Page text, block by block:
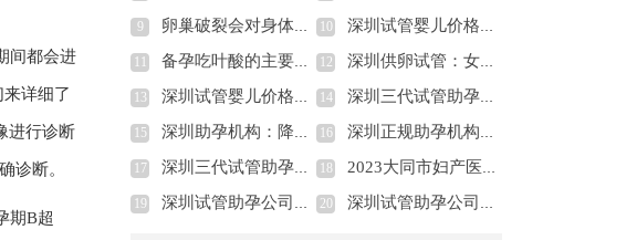
间都会进
详细了
进行诊断
诊断。
期B超
9 卵巢破裂会对身体产生什么影响呢？看完就有结果了 10 深圳试管婴儿价格：备孕两年怀孕失败怎么办？附提高怀孕几率的方式
备孕吃叶酸的主要作用与生男生女的关系真不大 12 深圳供卵试管：女生来月经应该怎么处理，以下几点要注意！
13 深圳试管婴儿价格：孕期发烧对胎儿有没有影响,孕妇发烧怎么物理降温 14 深圳三代试管助孕：未婚可以冷冻卵子吗，冻卵最佳时机是多少岁
15 深圳助孕机构：降调能抑制巧囊吗，巧囊降调再移植有什么作用？ 16 深圳正规助孕机构：孕期甲状腺结节会影响孩子吗,甲状腺结节怀孕了怎么办
17 深圳三代试管助孕：易孕体质的女性都有这些特征，快来将自己调理成易孕体质吧 18 2023大同市妇产医院试管婴儿攻略大全，费用及成功率参考
19 深圳试管助孕公司：什么动作可以疏通输卵管？这3种运动赶快做起来 20 深圳试管助孕公司：卵泡数量太少了怎么办,造成生育困难